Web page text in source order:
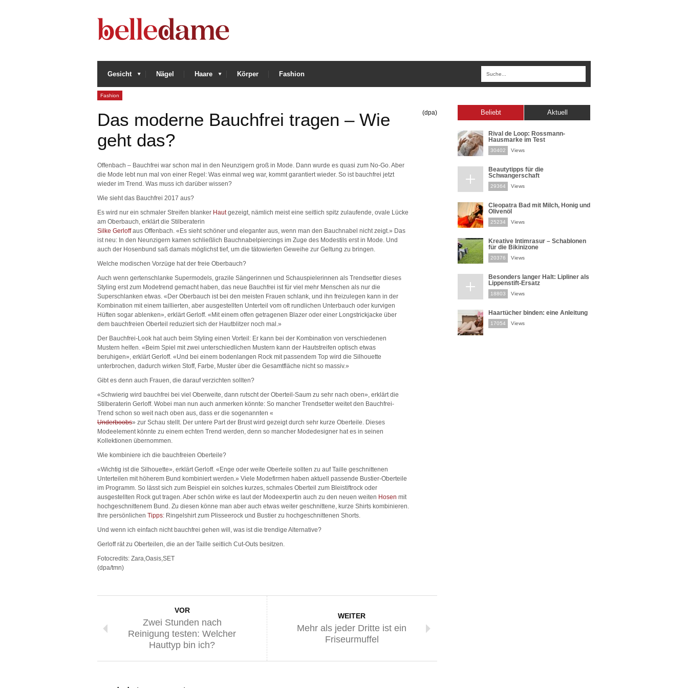
Gesicht Nägel Haare Körper Fashion
Fashion
Das moderne Bauchfrei tragen – Wie
geht das?
(dpa)
Offenbach – Bauchfrei war schon mal in den Neunzigern groß in Mode. Dann wurde es quasi zum No-Go. Aber
die Mode lebt nun mal von einer Regel: Was einmal weg war, kommt garantiert wieder. So ist bauchfrei jetzt
wieder im Trend. Was muss ich darüber wissen?
Wie sieht das Bauchfrei 2017 aus?
Es wird nur ein schmaler Streifen blanker Hautgezeigt, nämlich meist eine seitlich spitz zulaufende, ovale Lücke
am Oberbauch, erklärt die Stilberaterin
Silke Gerloffaus Offenbach. «Es sieht schöner und eleganter aus, wenn man den Bauchnabel nicht zeigt.» Das
ist neu: In den Neunzigern kamen schließlich Bauchnabelpiercings im Zuge des Modestils erst in Mode. Und
auch der Hosenbund saß damals möglichst tief, um die tätowierten Geweihe zur Geltung zu bringen.
Welche modischen Vorzüge hat der freie Oberbauch?
Auch wenn gertenschlanke Supermodels, grazile Sängerinnen und Schauspielerinnen als Trendsetter dieses
Styling erst zum Modetrend gemacht haben, das neue Bauchfrei ist für viel mehr Menschen als nur die
Superschlanken etwas. «Der Oberbauch ist bei den meisten Frauen schlank, und ihn freizulegen kann in der
Kombination mit einem taillierten, aber ausgestellten Unterteil vom oft rundlichen Unterbauch oder kurvigen
Hüften sogar ablenken», erklärt Gerloff. «Mit einem offen getragenen Blazer oder einer Longstrickjacke über
dem bauchfreien Oberteil reduziert sich der Hautblitzer noch mal.»
Der Bauchfrei-Look hat auch beim Styling einen Vorteil: Er kann bei der Kombination von verschiedenen
Mustern helfen. «Beim Spiel mit zwei unterschiedlichen Mustern kann der Hautstreifen optisch etwas
beruhigen», erklärt Gerloff. «Und bei einem bodenlangen Rock mit passendem Top wird die Silhouette
unterbrochen, dadurch wirken Stoff, Farbe, Muster über die Gesamtfläche nicht so massiv.»
Gibt es denn auch Frauen, die darauf verzichten sollten?
«Schwierig wird bauchfrei bei viel Oberweite, dann rutscht der Oberteil-Saum zu sehr nach oben», erklärt die
Stilberaterin Gerloff. Wobei man nun auch anmerken könnte: So mancher Trendsetter weitet den Bauchfrei-
Trend schon so weit nach oben aus, dass er die sogenannten «
Underboobs» zur Schau stellt. Der untere Part der Brust wird gezeigt durch sehr kurze Oberteile. Dieses
Modeelement könnte zu einem echten Trend werden, denn so mancher Modedesigner hat es in seinen
Kollektionen übernommen.
Wie kombiniere ich die bauchfreien Oberteile?
«Wichtig ist die Silhouette», erklärt Gerloff. «Enge oder weite Oberteile sollten zu auf Taille geschnittenen
Unterteilen mit höherem Bund kombiniert werden.» Viele Modefirmen haben aktuell passende Bustier-Oberteile
im Programm. So lässt sich zum Beispiel ein solches kurzes, schmales Oberteil zum Bleistiftrock oder
ausgestellten Rock gut tragen. Aber schön wirke es laut der Modeexpertin auch zu den neuen weiten Hosen mit
hochgeschnittenem Bund. Zu diesen könne man aber auch etwas weiter geschnittene, kurze Shirts kombinieren.
Ihre persönlichen Tipps: Ringelshirt zum Plisseerock und Bustier zu hochgeschnittenen Shorts.
Und wenn ich einfach nicht bauchfrei gehen will, was ist die trendige Alternative?
Gerloff rät zu Oberteilen, die an der Taille seitlich Cut-Outs besitzen.
Fotocredits: Zara,Oasis,SET
(dpa/tmn)
VOR
Zwei Stunden nach
Reinigung testen: Welcher
Hauttyp bin ich?
WEITER
Mehr als jeder Dritte ist ein
Friseurmuffel
Beliebt Aktuell
Rival de Loop: Rossmann-
Hausmarke im Test
30402 Views
Beautytipps für die
Schwangerschaft
29364 Views
Cleopatra Bad mit Milch, Honig und
Olivenöl
25234 Views
Kreative Intimrasur – Schablonen
für die Bikinizone
20376 Views
Besonders langer Halt: Lipliner als
Lippenstift-Ersatz
18803 Views
Haartücher binden: eine Anleitung
17054 Views